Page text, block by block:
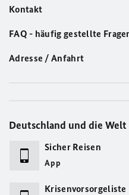
Kontakt
FAQ - häufig gestellte
Adresse / Anfahrt
Deutschland und die Welt
Sicher Reisen
App
Krisenvorsorgeliste